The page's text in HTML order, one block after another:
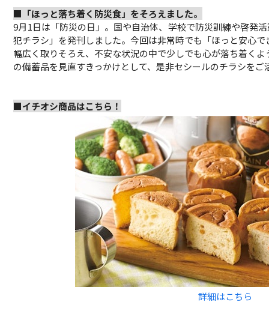
■「ほっと落ち着く防災食」をそろえました。
9月1日は「防災の日」。国や自治体、学校で防災訓練や啓発
犯チラシ」を発刊しました。今回は非常時でも「ほっと安心
幅広く取りそろえ、不安な状況の中で少しでも心が落ち着く
の備蓄品を見直すきっかけとして、是非セシールのチラシをご
■イチオシ商品はこちら！
詳細はこちら